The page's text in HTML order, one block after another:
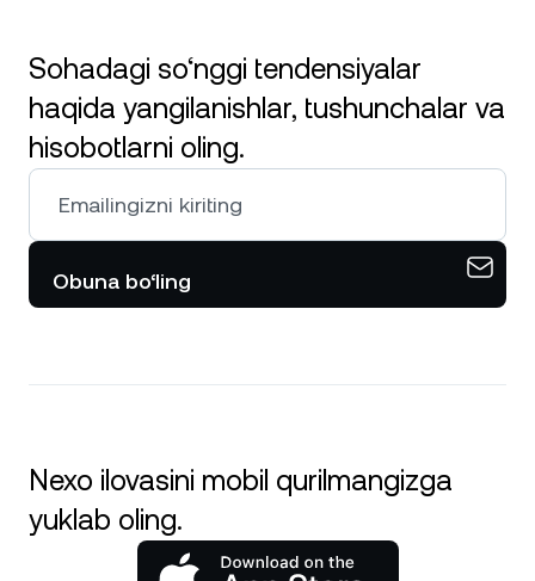
Sohadagi so‘nggi tendensiyalar
haqida yangilanishlar, tushunchalar va
hisobotlarni oling.
Obuna bo‘ling
Nexo ilovasini mobil qurilmangizga
yuklab oling.